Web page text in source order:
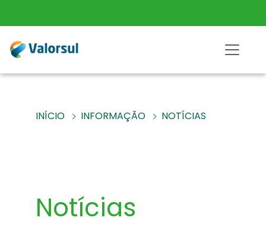
INÍCIO INFORMAÇÃO NOTÍCIAS
Notícias